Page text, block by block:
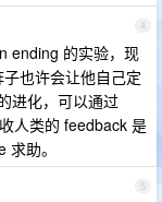
4
ending 的实验，现
也许会让他自己定
进化，可以通过
人类的 feedback 是
助。
5